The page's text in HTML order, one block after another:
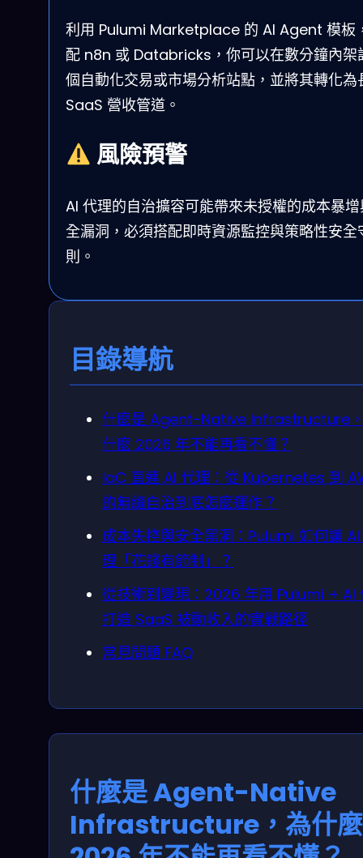
利用 Pulumi Marketplace 的 AI Agent 模板
配 n8n 或 Databricks，你可以在數分鐘內架
個自動化交易或市場分析站點，並將其轉化為
SaaS 營收管道。
風險預警
AI 代理的自治擴容可能帶來未授權的成本暴
全漏洞，必須搭配即時資源監控與策略性安全
則。
目錄導航
什麼是 Agent-Native Infrastructure
什麼 2026 年不能再看不懂？
IaC 直連 AI 代理：從 Kubernetes 到
的無縫自治到底怎麼運作？
成本失控與安全黑洞：Pulumi 如何讓
理「花錢有節制」？
從技術到變現：2026 年用 Pulumi + AI
打造 SaaS 被動收入的實戰路徑
常見問題 FAQ
什麼是 Agent-Native
Infrastructure，為什麼